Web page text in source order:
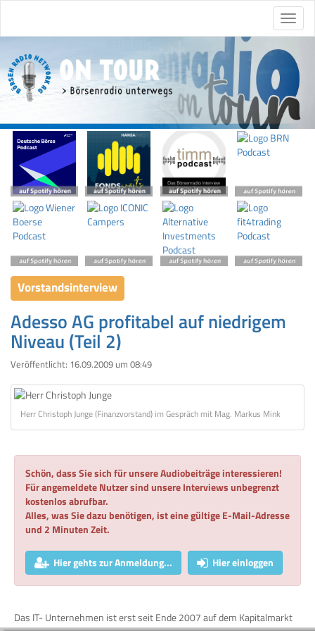
Vorstandsinterview
Adesso AG profitabel auf niedrigem
Niveau (Teil 2)
Veröffentlicht: 16.09.2009 um 08:49
Herr Christoph Junge (Finanzvorstand) im Gespräch mit Mag. Markus Mink
Schön, dass Sie sich für unsere Audiobeiträge interessieren!
Für angemeldete Nutzer sind unsere Interviews unbegrenzt
kostenlos abrufbar.
Alles, was Sie dazu benötigen, ist eine gültige E-Mail-Adresse
und 2 Minuten Zeit.
Hier gehts zur Anmeldung... Hier einloggen
Das IT- Unternehmen ist erst seit Ende 2007 auf dem Kapitalmarkt